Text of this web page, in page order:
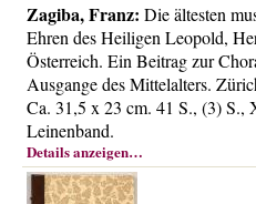
Zagiba, Franz: Die ältesten
Ehren des Heiligen Leopold,
Österreich. Ein Beitrag zur
Ausgange des Mittelalters.
Ca. 31,5 x 23 cm. 41 S., (3)
Leinenband.
Details anzeigen…